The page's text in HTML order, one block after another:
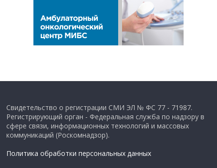
Свидетельство о регистрации СМИ ЭЛ № ФС 77 - 71987.
Регистрирующий орган - Федеральная служба по надзору в
сфере связи, информационных технологий и массовых
коммуникаций (Роскомнадзор).
Политика обработки персональных данных